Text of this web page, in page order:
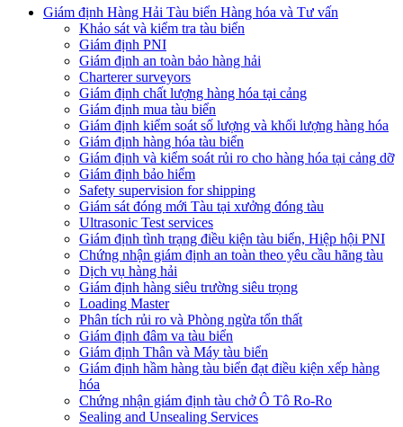
Giám định Hàng Hải Tàu biển Hàng hóa và Tư vấn
Khảo sát và kiểm tra tàu biển
Giám định PNI
Giám định an toàn bảo hàng hải
Charterer surveyors
Giám định chất lượng hàng hóa tại cảng
​Giám định mua tàu biển
Giám định kiểm soát số lượng và khối lượng hàng hóa
Giám định hàng hóa tàu biển
Giám định và kiểm soát rủi ro cho hàng hóa tại cảng dỡ
Giám định bảo hiểm
Safety supervision for shipping
Giám sát đóng mới Tàu tại xưởng đóng tàu
Ultrasonic Test services
Giám định tình trạng điều kiện tàu biển, Hiệp hội PNI
Chứng nhận giám định an toàn theo yêu cầu hãng tàu
Dịch vụ hàng hải
Giám định hàng siêu trường siêu trọng
Loading Master
Phân tích rủi ro và Phòng ngừa tổn thất
​Giám định đâm va tàu biển
Giám định Thân và Máy tàu biển
​Giám định hầm hàng tàu biển đạt điều kiện xếp hàng
hóa
Chứng nhận giám định tàu chở Ô Tô Ro-Ro
Sealing and Unsealing Services